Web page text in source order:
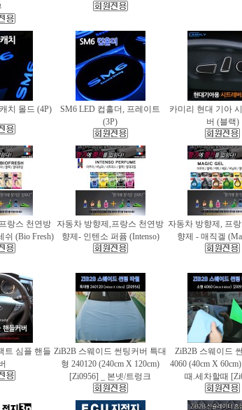
치 몰드 (4P)
SM6 LED 컵홀더, 프레이트
(3P)
카미리 현대 기아
버 (블랙)
랑스 천연방
쉬 (Bio Fresh)
자동차 방향제,프랑스 천연방
향제- 인텐소 퍼퓸 (Intenso)
자동차 방향제, 프
향제 - 매직겔
트 심플 핸들 ZiB2B 스웨이드 썬팅커버 특대
형 240120 (240cm X 120cm)
[Zi0956] _ 본넷/트렁크
ZiB2B 스웨이드
4060 (40cm X
때.세차할때